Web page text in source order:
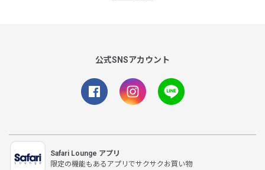
公式SNSアカウント
Safari Lounge アプリ
限定の機能もあるアプリでサクサクお買い物